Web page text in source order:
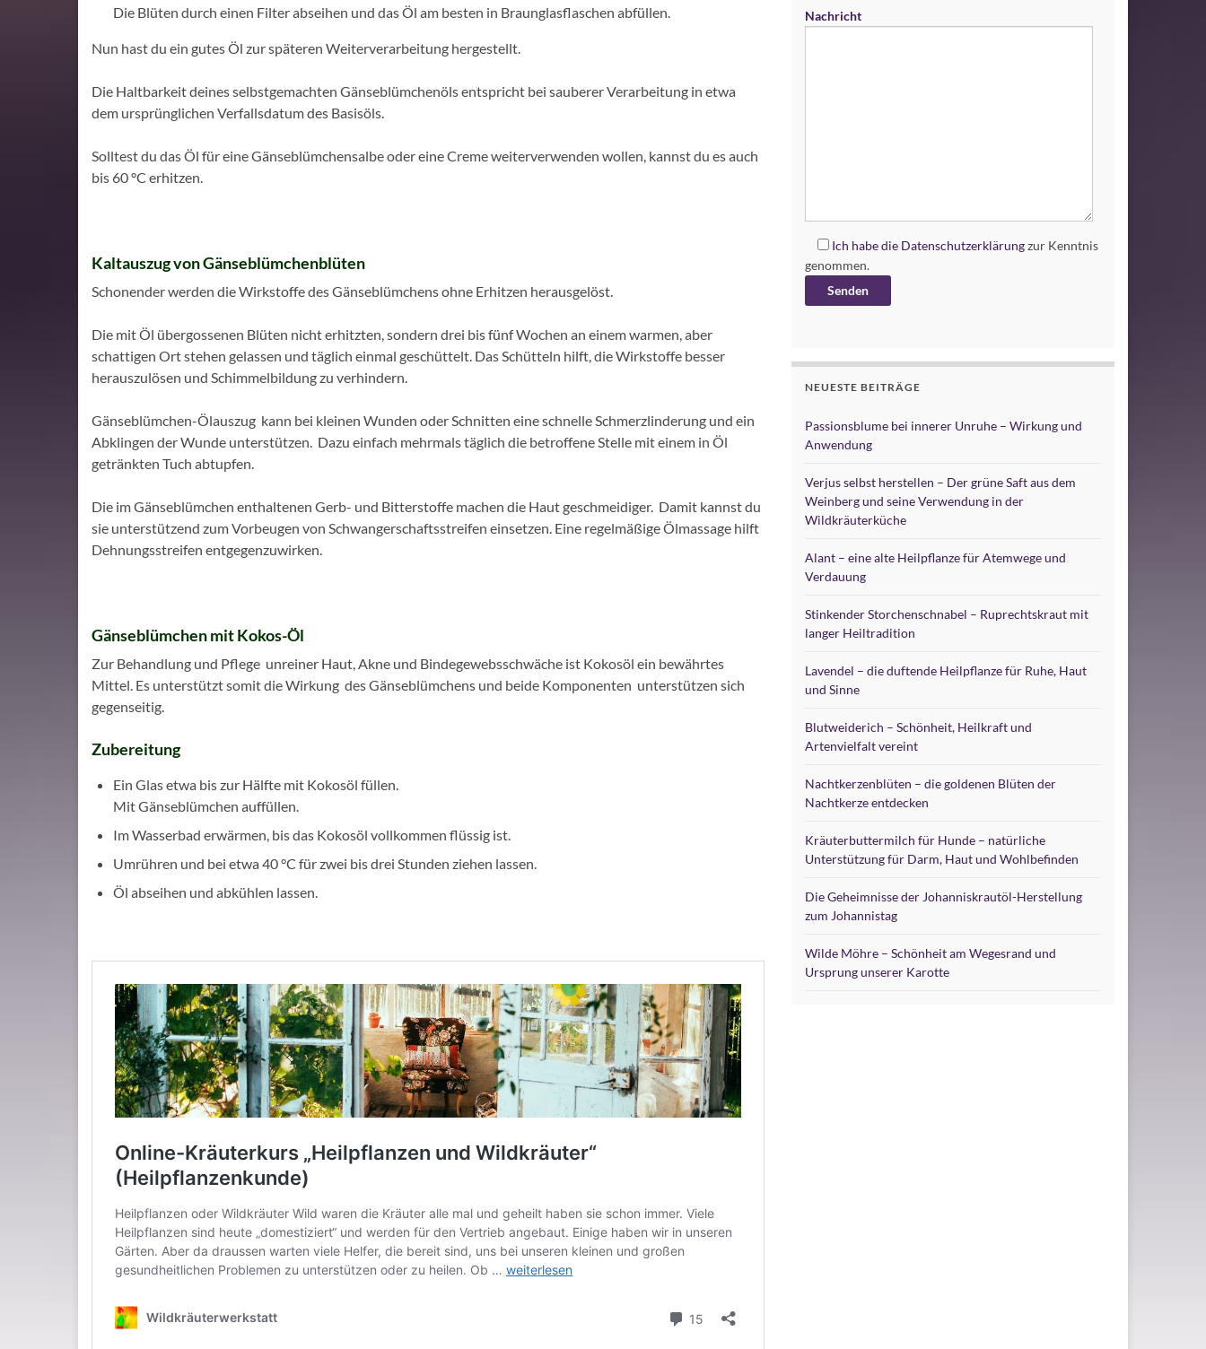
Die Blüten durch einen Filter abseihen und das Öl am besten in Braunglasflaschen abfüllen.
Nun hast du ein gutes Öl zur späteren Weiterverarbeitung hergestellt.
Die Haltbarkeit deines selbstgemachten Gänseblümchenöls entspricht bei sauberer Verarbeitung in etwa
dem ursprünglichen Verfallsdatum des Basisöls.
Solltest du das Öl für eine Gänseblümchensalbe oder eine Creme weiterverwenden wollen, kannst du es auch
bis 60 °C erhitzen.
Kaltauszug von Gänseblümchenblüten
Schonender werden die Wirkstoffe des Gänseblümchens ohne Erhitzen herausgelöst.
Die mit Öl übergossenen Blüten nicht erhitzten, sondern drei bis fünf Wochen an einem warmen, aber
schattigen Ort stehen gelassen und täglich einmal geschüttelt. Das Schütteln hilft, die Wirkstoffe besser
herauszulösen und Schimmelbildung zu verhindern.
Gänseblümchen-Ölauszug kann bei kleinen Wunden oder Schnitten eine schnelle Schmerzlinderung und ein
Abklingen der Wunde unterstützen. Dazu einfach mehrmals täglich die betroffene Stelle mit einem in Öl
getränkten Tuch abtupfen.
Die im Gänseblümchen enthaltenen Gerb- und Bitterstoffe machen die Haut geschmeidiger. Damit kannst du
sie unterstützend zum Vorbeugen von Schwangerschaftsstreifen einsetzen. Eine regelmäßige Ölmassage hilft
Dehnungsstreifen entgegenzuwirken.
Gänseblümchen mit Kokos-Öl
Zur Behandlung und Pflege unreiner Haut, Akne und Bindegewebsschwäche ist Kokosöl ein bewährtes
Mittel. Es unterstützt somit die Wirkung des Gänseblümchens und beide Komponenten unterstützen sich
gegenseitig.
Zubereitung
Ein Glas etwa bis zur Hälfte mit Kokosöl füllen.
Mit Gänseblümchen auffüllen.
Im Wasserbad erwärmen, bis das Kokosöl vollkommen flüssig ist.
Umrühren und bei etwa 40 °C für zwei bis drei Stunden ziehen lassen.
Öl abseihen und abkühlen lassen.
Nachricht
Ich habe die Datenschutzerklärungzur Kenntnis
genommen.
NEUESTE BEITRÄGE
Passionsblume bei innerer Unruhe – Wirkung und
Anwendung
Verjus selbst herstellen – Der grüne Saft aus dem
Weinberg und seine Verwendung in der
Wildkräuterküche
Alant – eine alte Heilpflanze für Atemwege und
Verdauung
Stinkender Storchenschnabel – Ruprechtskraut mit
langer Heiltradition
Lavendel – die duftende Heilpflanze für Ruhe, Haut
und Sinne
Blutweiderich – Schönheit, Heilkraft und
Artenvielfalt vereint
Nachtkerzenblüten – die goldenen Blüten der
Nachtkerze entdecken
Kräuterbuttermilch für Hunde – natürliche
Unterstützung für Darm, Haut und Wohlbefinden
Die Geheimnisse der Johanniskrautöl-Herstellung
zum Johannistag
Wilde Möhre – Schönheit am Wegesrand und
Ursprung unserer Karotte